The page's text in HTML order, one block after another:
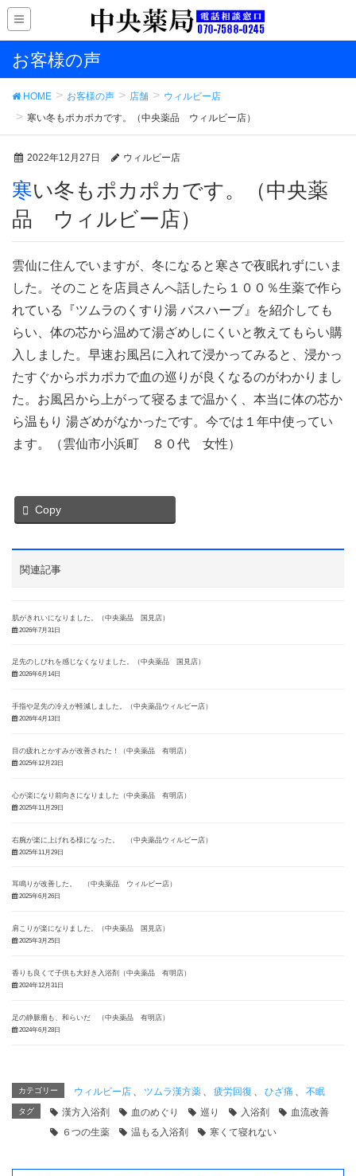
お客様の声
HOME お客様の声 店舗
ウィルビー店
寒い冬もポカポカです。（中央薬品 ウィルビー店）
2022年12月27日 ウィルビー店
寒い冬もポカポカです。（中央薬
品 ウィルビー店）
雲仙に住んでいますが、冬になると寒さで夜眠れずにいま
した。そのことを店員さんへ話したら１００％生薬で作ら
れている『ツムラのくすり湯 バスハーブ』を紹介しても
らい、体の芯から温めて湯ざめしにくいと教えてもらい購
入しました。早速お風呂に入れて浸かってみると、浸かっ
たすぐからポカポカで血の巡りが良くなるのがわかりまし
た。お風呂から上がって寝るまで温かく、本当に体の芯か
ら温もり 湯ざめがなかったです。今では１年中使ってい
ます。（雲仙市小浜町 ８０代 女性）
Copy
関連記事
肌がきれいになりました。（中央薬品 国見店）
2026年7月31日
足先のしびれを感じなくなりました。（中央薬品 国見店）
2026年6月14日
手指や足先の冷えが軽減しました。（中央薬品ウィルビー店）
2026年4月13日
目の疲れとかすみが改善された！（中央薬品 有明店）
2025年12月23日
心が楽になり前向きになりました（中央薬品 有明店）
2025年11月29日
右腕が楽に上げれる様になった。 （中央薬品ウィルビー店）
2025年11月29日
耳鳴りが改善した。 （中央薬品 ウィルビー店）
2025年6月26日
肩こりが楽になりました。（中央薬品 国見店）
2025年3月25日
香りも良くて子供も大好き入浴剤（中央薬品 有明店）
2024年12月31日
足の静脈瘤も、和らいだ （中央薬品 有明店）
2024年6月28日
カテゴリー ウィルビー店 ツムラ漢方薬 疲労回復 ひざ痛 不眠
タグ 漢方入浴剤 血のめぐり 巡り 入浴剤
血流改善
６つの生薬
温もる入浴剤 寒くて寝れない